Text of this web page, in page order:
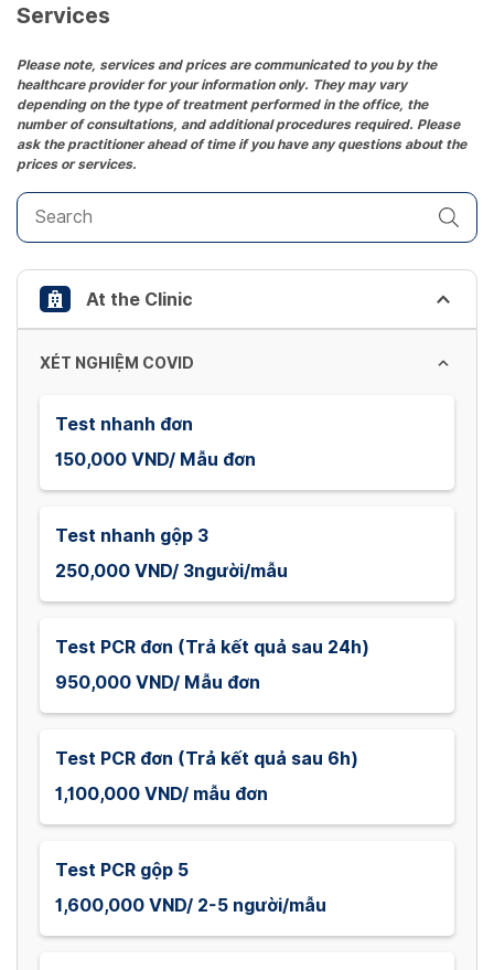
date.
the
question
mark
key
to
get
the
keyboard
shortcuts
for
changing
dates.
Services
Please note, services and prices are communicated to you by the
healthcare provider for your information only. They may vary
depending on the type of treatment performed in the office, the
number of consultations, and additional procedures required. Please
ask the practitioner ahead of time if you have any questions about the
prices or services.
At the Clinic
XÉT NGHIỆM COVID
Test nhanh đơn
150,000 VND/ Mẫu đơn
Test nhanh gộp 3
250,000 VND/ 3người/mẫu
Test PCR đơn (Trả kết quả sau 24h)
950,000 VND/ Mẫu đơn
Test PCR đơn (Trả kết quả sau 6h)
1,100,000 VND/ mẫu đơn
Test PCR gộp 5
1,600,000 VND/ 2-5 người/mẫu